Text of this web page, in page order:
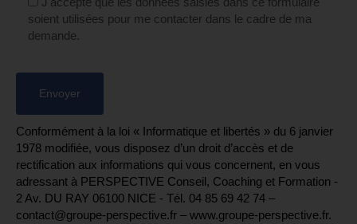
soient utilisées pour me contacter dans le cadre de ma
demande.
Conformément à la loi « Informatique et libertés » du 6 janvier
1978 modifiée, vous disposez d’un droit d’accès et de
rectification aux informations qui vous concernent, en vous
adressant à PERSPECTIVE Conseil, Coaching et Formation -
2 Av. DU RAY 06100 NICE - Tél. 04 85 69 42 74⁩ –
contact@groupe-perspective.fr – www.groupe-perspective.fr.